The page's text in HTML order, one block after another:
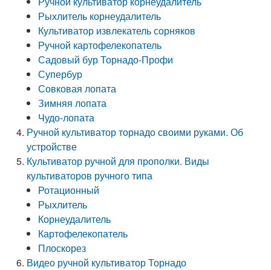
Рыхлитель корнеудалитель
Культиватор извлекатель сорняков
Ручной картофелекопатель
Садовый бур Торнадо-Профи
Супербур
Совковая лопата
Зимняя лопата
Чудо-лопата
Ручной культиватор торнадо своими руками. Об
устройстве
Культиватор ручной для прополки. Виды
культиваторов ручного типа
Ротационный
Рыхлитель
Корнеудалитель
Картофелекопатель
Плоскорез
Видео ручной культиватор Торнадо